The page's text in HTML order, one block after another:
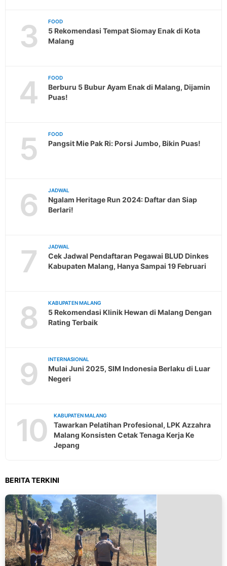
3 FOOD
5 Rekomendasi Tempat Siomay Enak di Kota
Malang
4 FOOD
Berburu 5 Bubur Ayam Enak di Malang, Dijamin
Puas!
5 FOOD
Pangsit Mie Pak Ri: Porsi Jumbo, Bikin Puas!
6 JADWAL
Ngalam Heritage Run 2024: Daftar dan Siap
Berlari!
7 JADWAL
Cek Jadwal Pendaftaran Pegawai BLUD Dinkes
Kabupaten Malang, Hanya Sampai 19 Februari
8 KABUPATEN MALANG
5 Rekomendasi Klinik Hewan di Malang Dengan
Rating Terbaik
9 INTERNASIONAL
Mulai Juni 2025, SIM Indonesia Berlaku di Luar
Negeri
10 KABUPATEN MALANG
Tawarkan Pelatihan Profesional, LPK Azzahra
Malang Konsisten Cetak Tenaga Kerja Ke
Jepang
BERITA TERKINI